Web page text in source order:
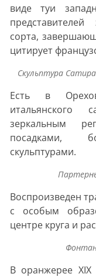
виде туи
сорта,
цитирует
Скульптура
Есть в
зеркальным
посадками,
скульптурами.
Воспроизведен
с особым
центре круга и
Фонтан
В оранжерее